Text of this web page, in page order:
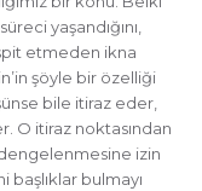
yaşandığını,
etmeden ikna
şöyle bir özelliği
bile itiraz eder,
O itiraz noktasından
izin
bulmayı